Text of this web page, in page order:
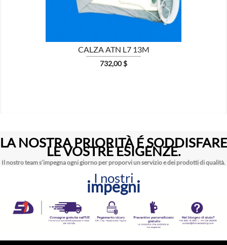
CALZA ATN L7 13M
Prezzo
732,00 $
LA NOSTRA PRIORITÀ É SODDISFARE
LE VOSTRE ESIGENZE.
Il nostro team s’impegna ogni giorno per proporvi un servizio e dei prodotti di qualità.
I nostri
impegni